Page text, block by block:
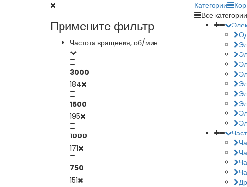
Примените фильтр
Частота вращения, об/мин
3000
184
1500
195
1000
171
750
151
Категории
Все категории